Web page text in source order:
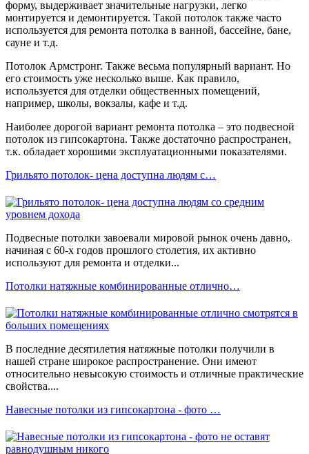
форму, выдерживает значительные нагрузки, легко
монтируется и демонтируется. Такой потолок также часто
используется для ремонта потолка в ванной, бассейне, бане,
сауне и т.д.
Потолок Армстронг. Также весьма популярный вариант. Но
его стоимость уже несколько выше. Как правило,
используется для отделки общественных помещений,
например, школы, вокзалы, кафе и т.д.
Наиболее дорогой вариант ремонта потолка – это подвесной
потолок из гипсокартона. Также достаточно распространен,
т.к. обладает хорошими эксплуатационными показателями.
Грильято потолок- цена доступна людям с…
Подвесные потолки завоевали мировой рынок очень давно,
начиная с 60-х годов прошлого столетия, их активно
используют для ремонта и отделки...
Потолки натяжные комбинированные отлично…
В последние десятилетия натяжные потолки получили в
нашей стране широкое распространение. Они имеют
относительно невысокую стоимость и отличные практические
свойства....
Навесные потолки из гипсокартона - фото …